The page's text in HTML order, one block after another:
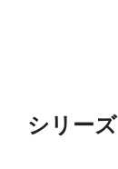
シリーズ